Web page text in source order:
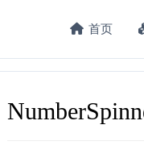
首页